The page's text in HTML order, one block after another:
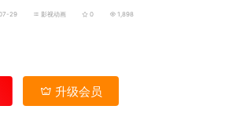
29 影视动画 0 1,898
升级会员